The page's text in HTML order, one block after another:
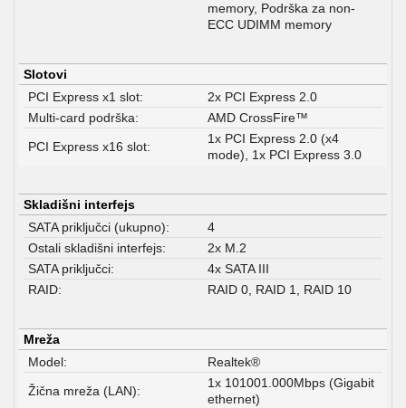
memory, Podrška za non-
ECC UDIMM memory
Slotovi
PCI Express x1 slot:
2x PCI Express 2.0
Multi-card podrška:
AMD CrossFire™
PCI Express x16 slot:
1x PCI Express 2.0 (x4
mode), 1x PCI Express 3.0
Skladišni interfejs
SATA priključci (ukupno):
4
Ostali skladišni interfejs:
2x M.2
SATA priključci:
4x SATA III
RAID:
RAID 0, RAID 1, RAID 10
Mreža
Model:
Realtek®
Žična mreža (LAN):
1x 101001.000Mbps (Gigabit
ethernet)